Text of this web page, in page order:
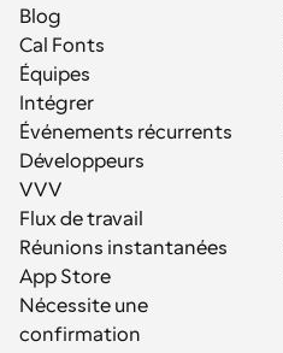
Blog
Cal Fonts
Équipes
Intégrer
Événements récurrents
Développeurs
VVV
Flux de travail
Réunions instantanées
App Store
Nécessite une
confirmation